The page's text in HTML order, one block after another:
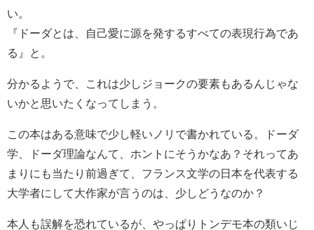
い。
『ドーダとは、自己愛に源を発するすべての表現行為であ
る』と。
分かるようで、これは少しジョークの要素もあるんじゃな
いかと思いたくなってしまう。
この本はある意味で少し軽いノリで書かれている。ドーダ
学、ドーダ理論なんて、ホントにそうかなあ？それってあ
まりにも当たり前過ぎて、フランス文学の日本を代表する
大学者にして大作家が言うのは、少しどうなのか？
本人も誤解を恐れているが、やっぱりトンデモ本の類いじ